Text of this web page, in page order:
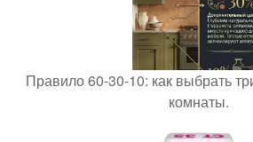
Правило 60-30-10: как выбрать
комнаты.